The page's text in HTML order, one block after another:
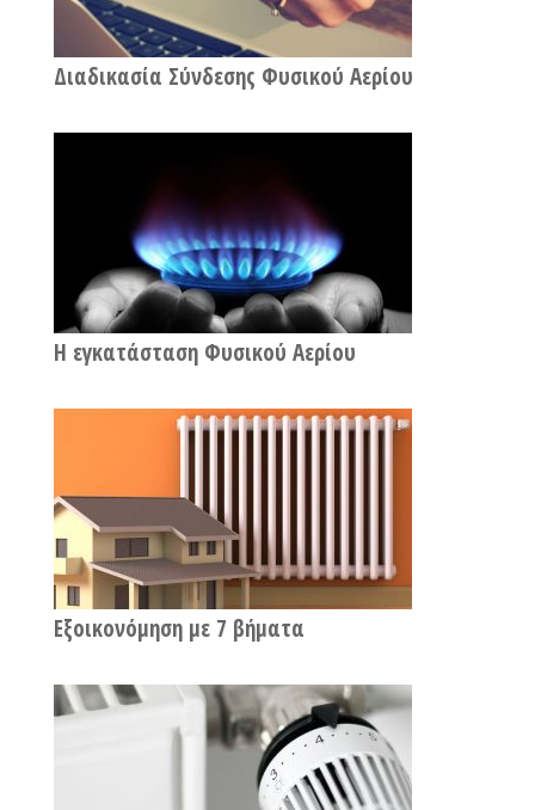
Διαδικασία Σύνδεσης Φυσικού Αερίου
Η εγκατάσταση Φυσικού Αερίου
Εξοικονόμηση με 7 βήματα